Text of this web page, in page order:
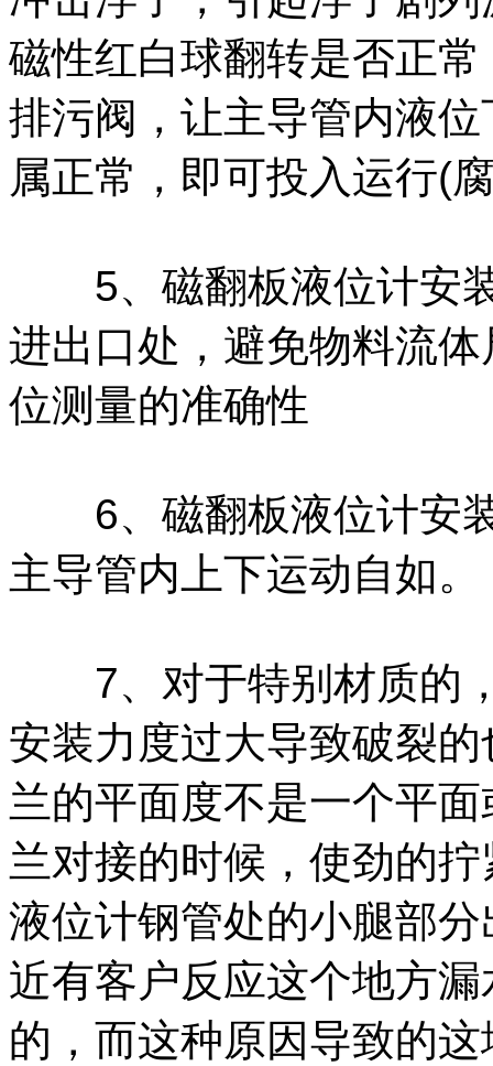
磁性红白球翻转是否正
排污阀，让主导管内液
属正常，即可投入运行(
5、磁翻板液位计安装
进出口处，避免物料流
位测量的准确性
6、磁翻板液位计安装
主导管内上下运动自如。
7、对于特别材质的，
安装力度过大导致破裂
兰的平面度不是一个平
兰对接的时候，使劲的
液位计钢管处的小腿部
近有客户反应这个地方
的，而这种原因导致的